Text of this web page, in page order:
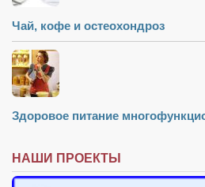
Чай, кофе и остеохондроз
Здоровое питание
НАШИ ПРОЕКТЫ